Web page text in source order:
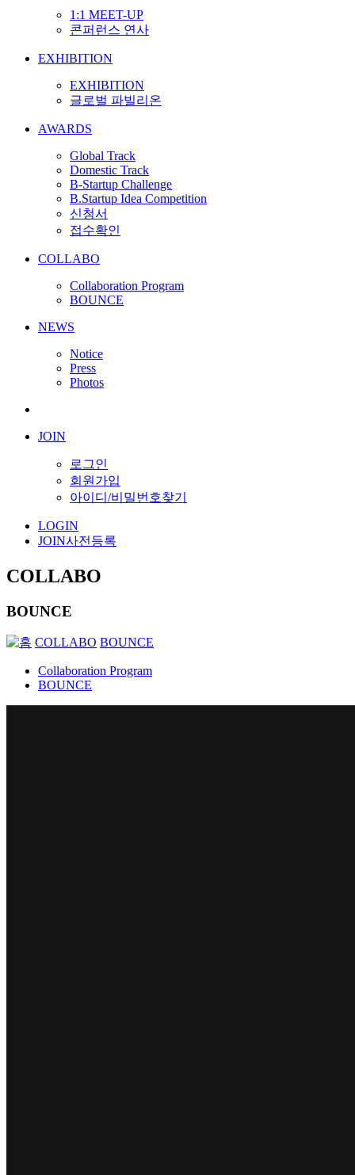
1:1 MEET-UP
콘퍼런스 연사
EXHIBITION
EXHIBITION
글로벌 파빌리온
AWARDS
Global Track
Domestic Track
B-Startup Challenge
B.Startup Idea Competition
신청서
접수확인
COLLABO
Collaboration Program
BOUNCE
NEWS
Notice
Press
Photos
JOIN
로그인
회원가입
아이디/비밀번호찾기
LOGIN
JOIN사전등록
COLLABO
BOUNCE
COLLABO BOUNCE
Collaboration Program
BOUNCE